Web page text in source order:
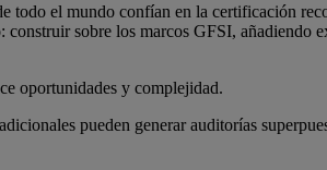
todo el mundo confían en la certificación
sobre los marcos GFSI,
oportunidades y complejidad.
pueden generar auditorías